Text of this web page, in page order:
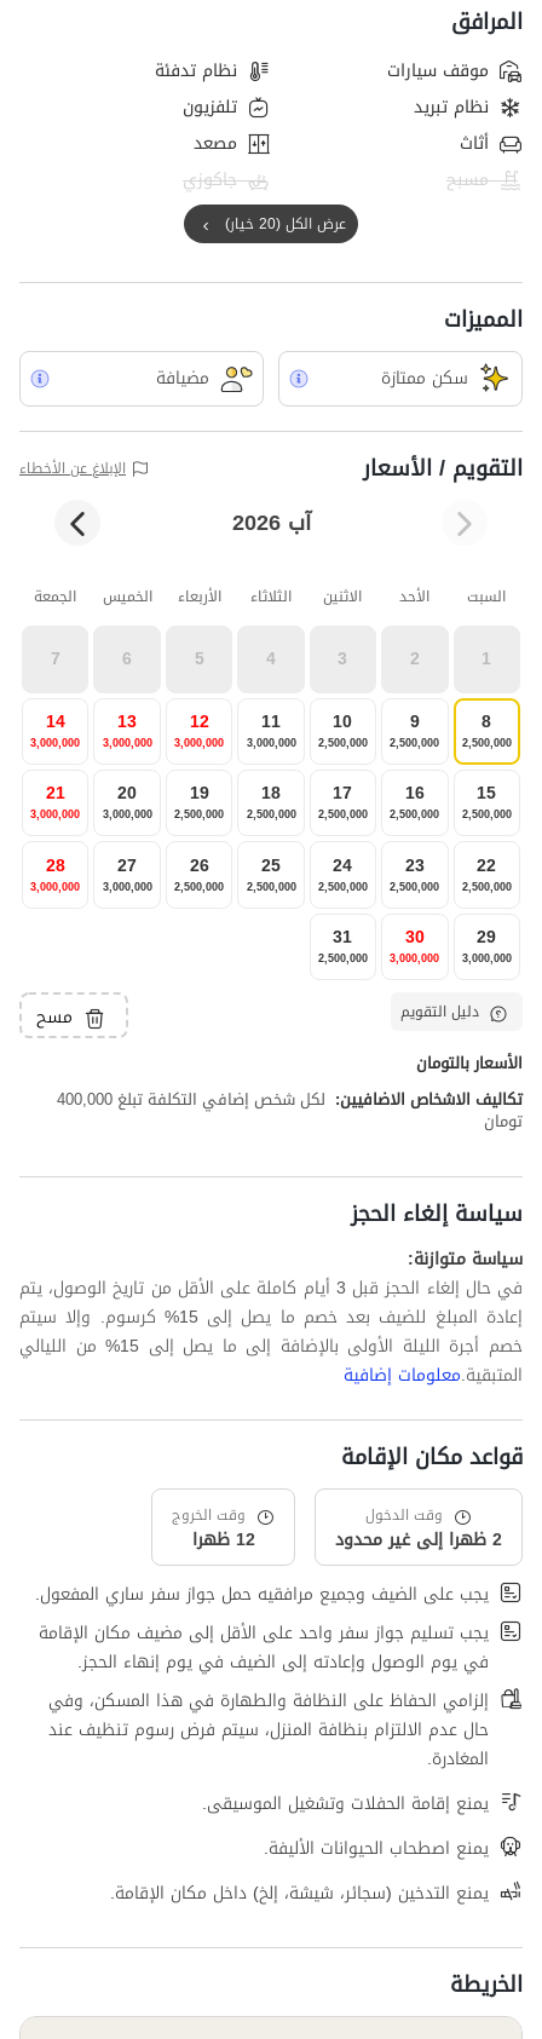
المرافق
موقف سيارات
نظام تدفئة
نظام تبريد
تلفزيون
أثاث
مصعد
مسبح
جاكوزي
عرض الكل (20 خيار)
المميزات
سکن ممتازة مضيافة
التقويم / الأسعار الإبلاغ عن الأخطاء
آب 2026
السبت الأحد الاثنين الثلاثاء الأربعاء الخميس الجمعة
1
2
3
4
5
6
7
8
2,500,000
9
2,500,000
10
2,500,000
11
3,000,000
12
3,000,000
13
3,000,000
14
3,000,000
15
2,500,000
16
2,500,000
17
2,500,000
18
2,500,000
19
2,500,000
20
3,000,000
21
3,000,000
22
2,500,000
23
2,500,000
24
2,500,000
25
2,500,000
26
2,500,000
27
3,000,000
28
3,000,000
29
3,000,000
30
3,000,000
31
2,500,000
دليل التقويم مسح
الأسعار بالتومان
تكاليف الاشخاص الاضافيين:
لكل شخص إضافي التكلفة تبلغ 400,000
تومان
سياسة إلغاء الحجز
سياسة متوازنة:
في حال إلغاء الحجز قبل 3 أيام كاملة على الأقل من تاريخ الوصول، يتم
إعادة المبلغ للضيف بعد خصم ما يصل إلى 15% كرسوم. وإلا سيتم
خصم أجرة الليلة الأولى بالإضافة إلى ما يصل إلى 15% من الليالي
المتبقية.معلومات إضافية
قواعد مكان الإقامة
وقت الدخول
2 ظهرا إلى غير محدود
وقت الخروج
12 ظهرا
يجب على الضيف وجميع مرافقيه حمل جواز سفر ساري المفعول.
يجب تسليم جواز سفر واحد على الأقل إلى مضيف مكان الإقامة
في يوم الوصول وإعادته إلى الضيف في يوم إنهاء الحجز.
إلزامي الحفاظ على النظافة والطهارة في هذا المسكن، وفي
حال عدم الالتزام بنظافة المنزل، سيتم فرض رسوم تنظيف عند
المغادرة.
يمنع إقامة الحفلات وتشغيل الموسيقى.
يمنع اصطحاب الحيوانات الأليفة.
يمنع التدخين (سجائر، شيشة، إلخ) داخل مكان الإقامة.
الخريطة